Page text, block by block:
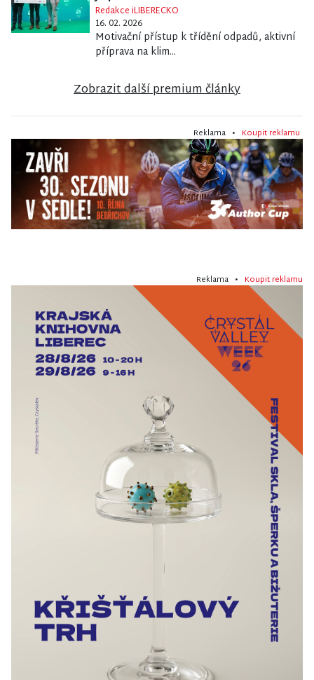
Redakce iLIBERECKO
16. 02. 2026
Motivační přístup k třídění odpadů, aktivní
příprava na klim...
Zobrazit další premium články
Reklama • Koupit reklamu
Reklama • Koupit reklamu